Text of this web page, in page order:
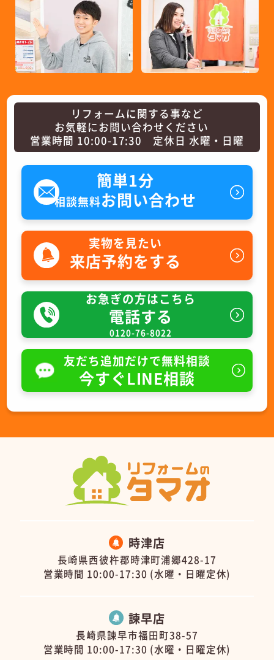
リフォームに関する事など
お気軽にお問い合わせください
営業時間 10:00-17:30 定休日 水曜・日曜
簡単1分
相談無料お問い合わせ
実物を見たい
来店予約をする
お急ぎの方はこちら
電話する
0120-76-8022
友だち追加だけで無料相談
今すぐLINE相談
時津店
長崎県西彼杵郡時津町浦郷428-17
営業時間 10:00-17:30 (水曜・日曜定休)
諫早店
長崎県諫早市福田町38-57
営業時間 10:00-17:30 (水曜・日曜定休)